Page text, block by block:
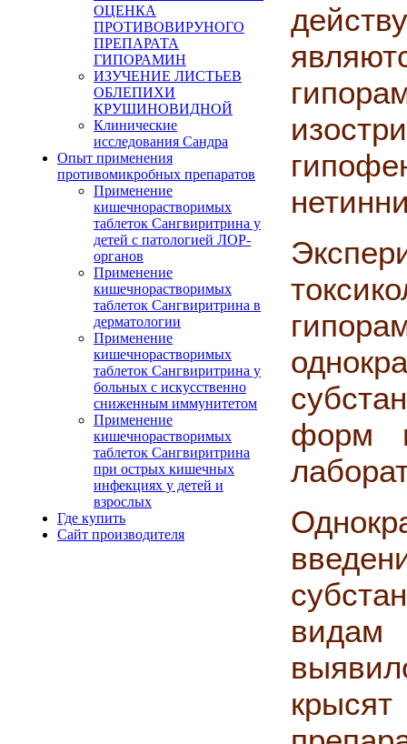
ОЦЕНКА
ПРОТИВОВИРУНОГО
ПРЕПАРАТА
ГИПОРАМИН
ИЗУЧЕНИЕ ЛИСТЬЕВ
ОБЛЕПИХИ
КРУШИНОВИДНОЙ
Клинические
исследования Сандра
Опыт применения
противомикробных препаратов
Применение
кишечнорастворимых
таблеток Сангвиритрина у
детей с патологией ЛОР-
органов
Применение
кишечнорастворимых
таблеток Сангвиритрина в
дерматологии
Применение
кишечнорастворимых
таблеток Сангвиритрина у
больных с искусственно
сниженным иммунитетом
Применение
кишечнорастворимых
таблеток Сангвиритрина
при острых кишечных
инфекциях у детей и
взрослых
Где купить
Сайт производителя
форм